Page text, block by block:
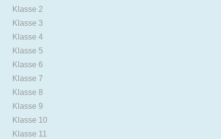
Klasse 2
Klasse 3
Klasse 4
Klasse 5
Klasse 6
Klasse 7
Klasse 8
Klasse 9
Klasse 10
Klasse 11